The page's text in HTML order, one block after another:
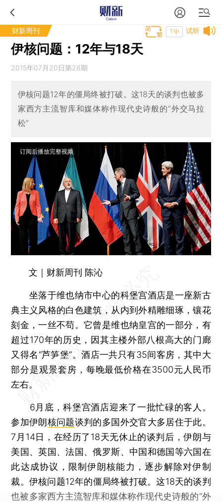
财新周刊 试听
T中
伊核问题：12年与18天
2015年07月20日第28期
伊核问题12年的僵局终被打破。这18天的谈判也被多
家西方主流智库和媒体称作现代史诗般的“外交马拉
松”
订阅后播放完整视频
文｜财新周刊 陈沁
坐落于维也纳市中心的科堡宫酒店是一座新古
典主义风格的白色建筑，从内到外精雕细琢，镶花
刻金，一丝不苟。它曾是维也纳皇宫的一部分，有
超过170年的历史，因其主楼外部八根高大的门廊
又得名“芦笋堡”。酒店一共只有35间客房，其中大
部分是观景套房，每晚最低价格在3500元人民币
左右。
6月底，科堡宫酒店迎来了一批忙碌的客人。
参加伊朗核问题谈判的多国外交官大多居住于此。
7月14日，在经历了18天无休止的谈判后，伊朗与
美国、英国、法国、俄罗斯、中国和德国等六国在
此达成协议，限制伊朗核能力，逐步解除对伊制
裁。伊核问题12年的僵局终被打破。这18天的谈判
也被多家西方主流智库和媒体称作现代史诗般的“外